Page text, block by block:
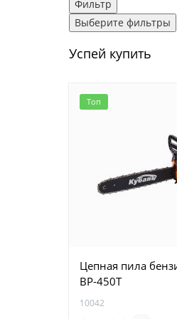
Фильтр
Выберите фильтры
Успей купить
Топ
Цепная пила
BP-450T
10042